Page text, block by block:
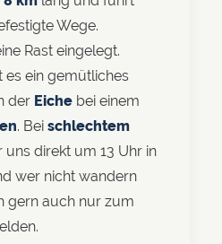
Wege.
Rast eingelegt.
es ein gemütliches
der Eiche bei einem
. Bei schlechtem
direkt um 13 Uhr in
wer nicht wandern
gern auch nur zum